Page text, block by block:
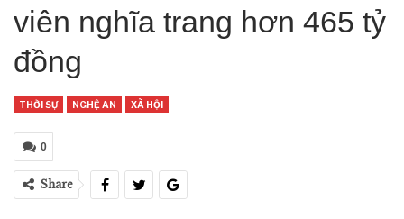
viên nghĩa trang hơn 465 tỷ
đồng
THỜI SỰ NGHỆ AN XÃ HỘI
0
Share